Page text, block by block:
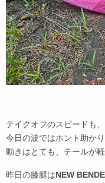
テイクオフのスピードも
今日の波ではホント助かり
動きはとても、テールが軽
昨日の膝腿はNEW